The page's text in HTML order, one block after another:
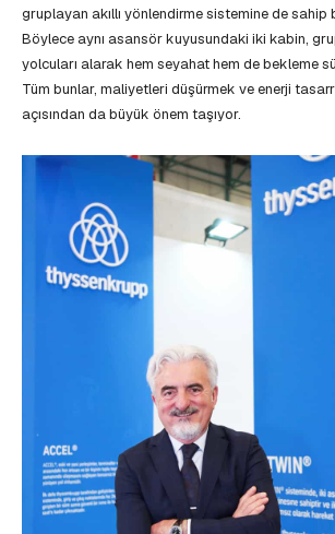
gruplayan akıllı yönlendirme sistemine de sahip
Böylece aynı asansör kuyusundaki iki kabin,
yolcuları alarak hem seyahat hem de bekleme
Tüm bunlar, maliyetleri düşürmek ve enerji
açısından da büyük önem taşıyor.